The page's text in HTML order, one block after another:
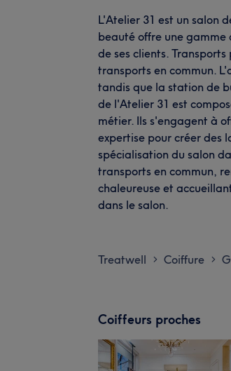
L'Atelier 31 est un salon
beauté offre une gamme
de ses clients.
transports en commun.
tandis que la station de
de l'Atelier 31 est
métier. Ils s'engagent à
expertise pour créer des
spécialisation du salon
transports en commun,
chaleureuse et
dans le salon.
Treatwell > Coiffure >
Coiffeurs proches